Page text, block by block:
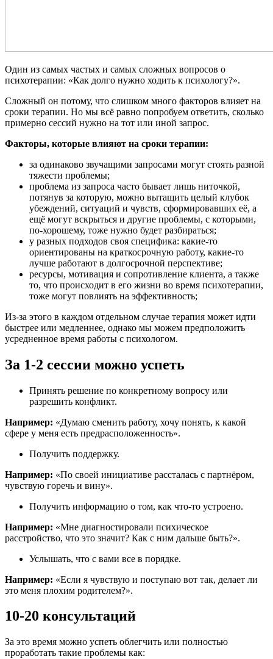
Один из самых частых и самых сложных вопросов о
психотерапии: «Как долго нужно ходить к психологу?».
Сложный он потому, что слишком много факторов влияет на
сроки терапии. Но мы всё равно попробуем ответить, сколько
примерно сессий нужно на тот или иной запрос.
Факторы, которые влияют на сроки терапии:
за одинаково звучащими запросами могут стоять разной
тяжести проблемы;
проблема из запроса часто бывает лишь ниточкой,
потянув за которую, можно вытащить целый клубок
убеждений, ситуаций и чувств, сформировавших её, а
ещё могут вскрыться и другие проблемы, с которыми,
по-хорошему, тоже нужно будет разбираться;
у разных подходов своя специфика: какие-то
ориентированы на краткосрочную работу, какие-то
лучше работают в долгосрочной перспективе;
ресурсы, мотивация и сопротивление клиента, а также
то, что происходит в его жизни во время психотерапии,
тоже могут повлиять на эффективность;
Из-за этого в каждом отдельном случае терапия может идти
быстрее или медленнее, однако мы можем предположить
усредненное время работы с психологом.
За 1-2 сессии можно успеть
Принять решение по конкретному вопросу или
разрешить конфликт.
Например: «Думаю сменить работу, хочу понять, к какой
сфере у меня есть предрасположенность».
Получить поддержку.
Например: «По своей инициативе рассталась с партнёром,
чувствую горечь и вину».
Получить информацию о том, как что-то устроено.
Например: «Мне диагностировали психическое
расстройство, что это значит? Как с ним дальше быть?».
Услышать, что с вами все в порядке.
Например: «Если я чувствую и поступаю вот так, делает ли
это меня плохим родителем?».
10-20 консультаций
За это время можно успеть облегчить или полностью
проработать такие проблемы как: